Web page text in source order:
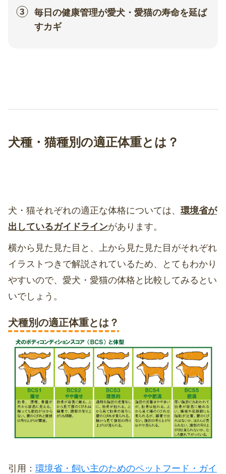
毎日の健康管理が愛犬・愛猫の寿命を延ば
すカギ
犬種・猫種別の適正体重とは？
犬・猫それぞれの適正な体格については、 環境省が
出しているガイドラインがあります。
横から見た見た目と、上から見た見た目がそれぞれ
イラストつきで解説されているため、とてもわかり
やすいので、愛犬・愛猫の体格と比較してみるとい
いでしょう。
犬種別の適正体重とは？
引用： 環境省・ 飼い主のためのペットフード・ガイ